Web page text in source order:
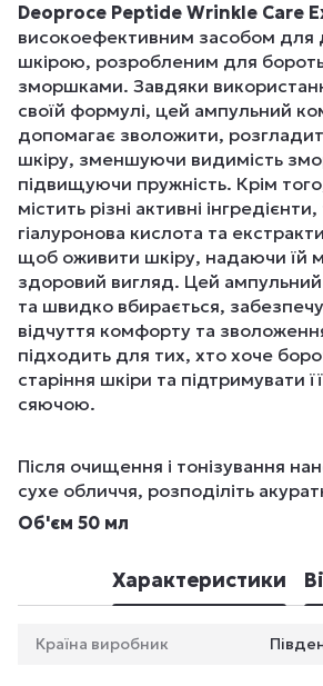
Deoproce Peptide Wrinkle Care
високоефективним засобом для
шкірою, розробленим для
зморшками. Завдяки
своїй формулі, цей ампульний
допомагає зволожити,
шкіру, зменшуючи видимість
підвищуючи пружність. Крім
містить різні активні інгредієнти,
гіалуронова кислота та
щоб оживити шкіру, надаючи їй
здоровий вигляд. Цей
та швидко вбирається,
відчуття комфорту та
підходить для тих, хто хоче
старіння шкіри та підтримувати
сяючою.
Після очищення і тонізування
сухе обличчя, розподіліть
Об'єм 50 мл
Характеристики
Країна виробник